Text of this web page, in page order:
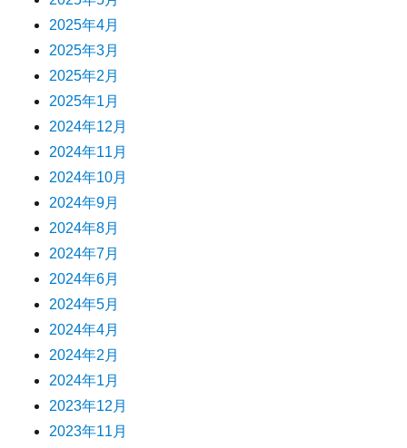
2025年4月
2025年3月
2025年2月
2025年1月
2024年12月
2024年11月
2024年10月
2024年9月
2024年8月
2024年7月
2024年6月
2024年5月
2024年4月
2024年2月
2024年1月
2023年12月
2023年11月